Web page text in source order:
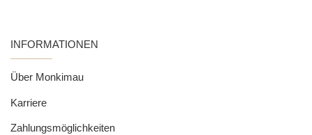
INFORMATIONEN
Über Monkimau
Karriere
Zahlungsmöglichkeiten